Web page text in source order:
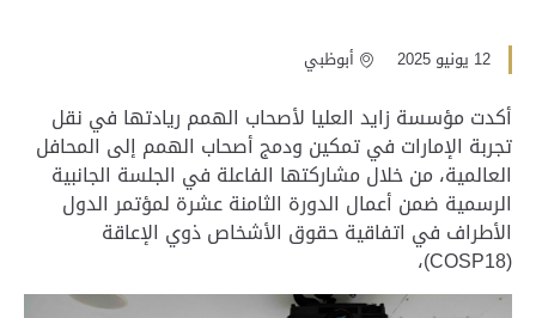
12 يونيو 2025 أبوظبي
أكدت مؤسسة زايد العليا لأصحاب الهمم ريادتها في نقل
تجربة الإمارات في تمكين ودمج أصحاب الهمم إلى المحافل
العالمية، من خلال مشاركتها الفاعلة في الجلسة الجانبية
الرسمية ضمن أعمال الدورة الثامنة عشرة لمؤتمر الدول
الأطراف في اتفاقية حقوق الأشخاص ذوي الإعاقة
(COSP18)،